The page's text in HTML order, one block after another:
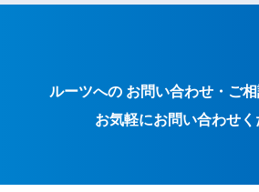
ルーツへの お問い合わせ・ご
お気軽にお問い合わせく